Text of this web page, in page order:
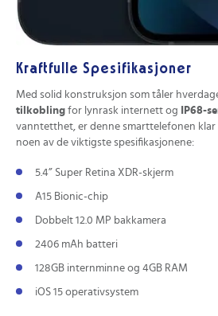
Kraftfulle Spesifikasjoner
Med solid konstruksjon som tåler
tilkobling for lynrask internett og IP68-
vanntetthet, er denne smarttelefonen klar
noen av de viktigste spesifikasjonene:
5.4” Super Retina XDR-skjerm
A15 Bionic-chip
Dobbelt 12.0 MP bakkamera
2406 mAh batteri
128GB internminne og 4GB RAM
iOS 15 operativsystem